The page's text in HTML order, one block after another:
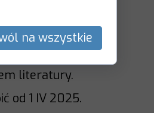
literatury.
od 1 IV 2025.
na wszystkie